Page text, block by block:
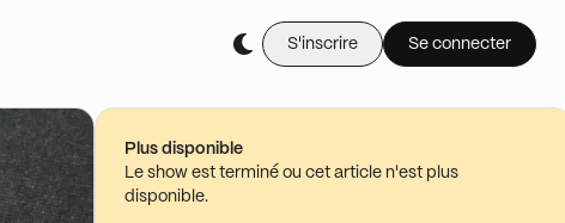
S'inscrire Se connecter
Achète-le en
15/05 - 17:00
Plus disponible
Le show est terminé ou cet article n'est plus
disponible.